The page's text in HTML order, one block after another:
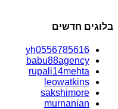
בלוגים חדשים
yh0556785616
babu88agency
rupali14mehta
leowatkins
sakshimore
murnanian